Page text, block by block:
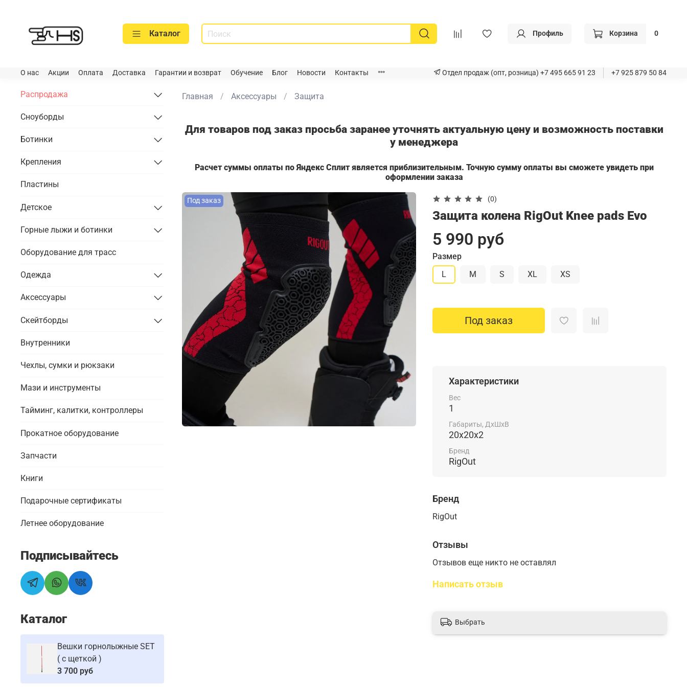
Каталог Профиль Корзина 0
О нас Акции Оплата Доставка Гарантии и возврат Обучение Блог Новости Контакты Отдел продаж (опт, розница) +7 495 665 91 23 +7 925 879 50 84
Главная Аксессуары Защита
Для товаров под заказ просьба заранее уточнять актуальную цену и возможность поставки
у менеджера
Расчет суммы оплаты по Яндекс Сплит является приблизительным. Точную сумму оплаты вы сможете увидеть при
оформлении заказа
Под заказ (0)
Защита колена RigOut Knee pads Evo
5 990 руб
Размер
L
M S XL XS
Под заказ
Характеристики
Вес
1
Габариты, ДхШхВ
20x20x2
Бренд
RigOut
Бренд
RigOut
Отзывы
Отзывов еще никто не оставлял
Написать отзыв
Выбрать
Распродажа
Сноуборды
Ботинки
Крепления
Пластины
Детское
Горные лыжи и ботинки
Оборудование для трасс
Одежда
Аксессуары
Скейтборды
Внутренники
Чехлы, сумки и рюкзаки
Мази и инструменты
Тайминг, калитки, контроллеры
Прокатное оборудование
Запчасти
Книги
Подарочные сертификаты
Летнее оборудование
Подписывайтесь
Каталог
Вешки горнолыжные SET
( с щеткой )
3 700 руб